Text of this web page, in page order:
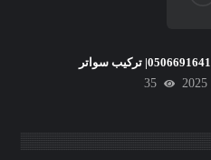
35